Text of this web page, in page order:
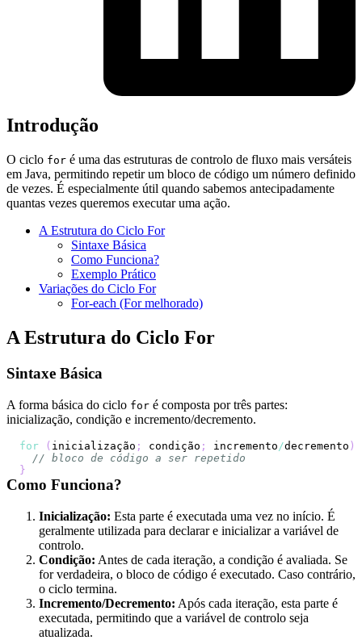
Introdução
O ciclo for é uma das estruturas de controlo de fluxo mais versáteis
em Java, permitindo repetir um bloco de código um número definido
de vezes. É especialmente útil quando sabemos antecipadamente
quantas vezes queremos executar uma ação.
A Estrutura do Ciclo For
Sintaxe Básica
Como Funciona?
Exemplo Prático
Variações do Ciclo For
For-each (For melhorado)
A Estrutura do Ciclo For
Sintaxe Básica
A forma básica do ciclo for é composta por três partes:
inicialização, condição e incremento/decremento.
for ( inicialização ; condição ; incremento /decremento )
// bloco de código a ser repetido
}
Como Funciona?
Inicialização: Esta parte é executada uma vez no início. É
geralmente utilizada para declarar e inicializar a variável de
controlo.
Condição: Antes de cada iteração, a condição é avaliada. Se
for verdadeira, o bloco de código é executado. Caso contrário,
o ciclo termina.
Incremento/Decremento: Após cada iteração, esta parte é
executada, permitindo que a variável de controlo seja
atualizada.